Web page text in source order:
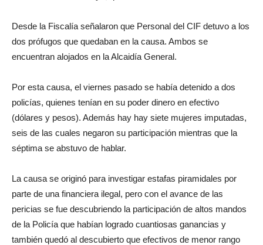
Desde la Fiscalía señalaron que Personal del CIF detuvo a los
dos prófugos que quedaban en la causa. Ambos se
encuentran alojados en la Alcaidía General.
Por esta causa, el viernes pasado se había detenido a dos
policías, quienes tenían en su poder dinero en efectivo
(dólares y pesos). Además hay hay siete mujeres imputadas,
seis de las cuales negaron su participación mientras que la
séptima se abstuvo de hablar.
La causa se originó para investigar estafas piramidales por
parte de una financiera ilegal, pero con el avance de las
pericias se fue descubriendo la participación de altos mandos
de la Policía que habían logrado cuantiosas ganancias y
también quedó al descubierto que efectivos de menor rango